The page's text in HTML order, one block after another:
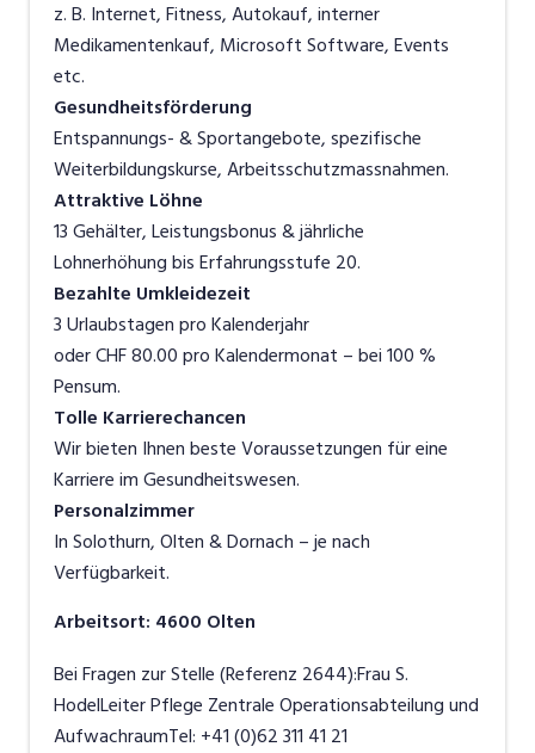
z. B. Internet, Fitness, Autokauf, interner
Medikamentenkauf, Microsoft Software, Events
etc.
Gesundheitsförderung
Entspannungs- & Sportangebote, spezifische
Weiterbildungskurse, Arbeitsschutzmassnahmen.
Attraktive Löhne
13 Gehälter, Leistungsbonus & jährliche
Lohnerhöhung bis Erfahrungsstufe 20.
Bezahlte Umkleidezeit
3 Urlaubstagen pro Kalenderjahr
oder CHF 80.00 pro Kalendermonat – bei 100 %
Pensum.
Tolle Karrierechancen
Wir bieten Ihnen beste Voraussetzungen für eine
Karriere im Gesundheitswesen.
Personalzimmer
In Solothurn, Olten & Dornach – je nach
Verfügbarkeit.
Arbeitsort: 4600 Olten
Bei Fragen zur Stelle (Referenz 2644):Frau S.
HodelLeiter Pflege Zentrale Operationsabteilung und
AufwachraumTel: +41 (0)62 311 41 21